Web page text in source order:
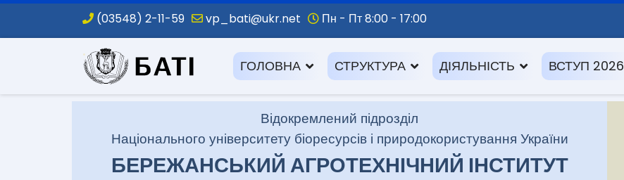
(03548) 2-11-59 vp_bati@ukr.net Пн - Пт 8:00 - 17:00
.
ГОЛОВНА СТРУКТУРА ДІЯЛЬНІСТЬ ВСТУП 2026
Відокремлений підрозділ
Національного університету біоресурсів і природокористування України
БЕРЕЖАНСЬКИЙ АГРОТЕХНІЧНИЙ ІНСТИТУТ